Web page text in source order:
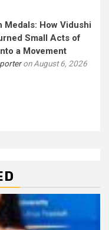
Medals: How Vidushi
Small Acts of
a Movement
on August 6, 2026